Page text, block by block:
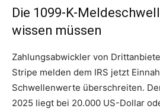
Die 1099-K-
wissen müssen
Zahlungsabwickler von
Stripe melden dem IRS jetzt
Schwellenwerte überschreiten.
2025 liegt bei 20.000 US-Dollar